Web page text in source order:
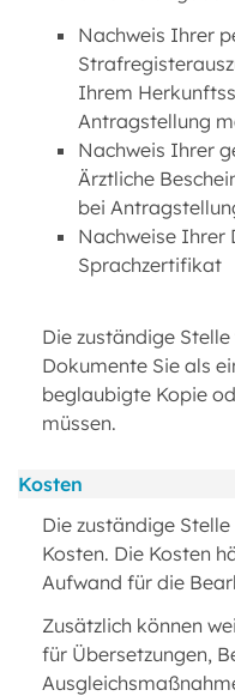
Nachweis Ihrer
Ihrem
Antragstellung
Nachweis Ihrer
Ärztliche
bei
Nachweise Ihrer
Sprachzertifikat
Die zuständige
Dokumente Sie als
beglaubigte Kopie
müssen.
Kosten
Die zuständige
Kosten. Die Kosten
Aufwand für die
Zusätzlich können
für Übersetzungen,